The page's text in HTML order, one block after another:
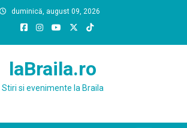
duminică, august 09, 2026
laBraila.ro
Stiri si evenimente la Braila